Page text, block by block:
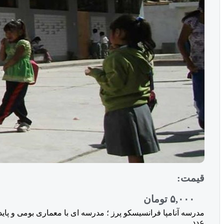
قیمت:
۵,۰۰۰ تومان
مدرسه آنامپا فرانسیسکو پرز ؛ مدرسه ای با معماری بومی و
عدد